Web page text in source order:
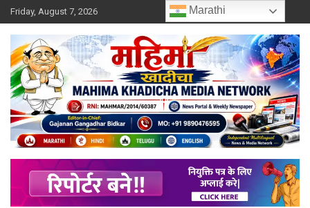
Skip
to
content
Friday, August 7, 2026
Mahimakhadicha
Marathi